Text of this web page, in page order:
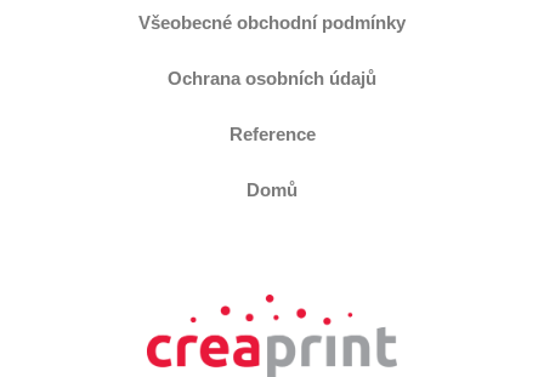
Všeobecné obchodní podmínky
Ochrana osobních údajů
Reference
Domů